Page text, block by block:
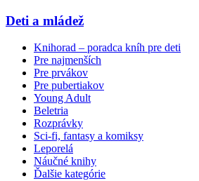
Deti a mládež
Knihorad – poradca kníh pre deti
Pre najmenších
Pre prvákov
Pre pubertiakov
Young Adult
Beletria
Rozprávky
Sci-fi, fantasy a komiksy
Leporelá
Náučné knihy
Ďalšie kategórie